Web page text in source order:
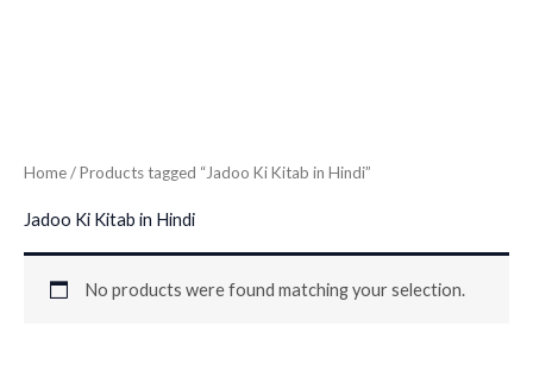
Home/ Products tagged “Jadoo Ki Kitab in Hindi”
Jadoo Ki Kitab in Hindi
No products were found matching your selection.